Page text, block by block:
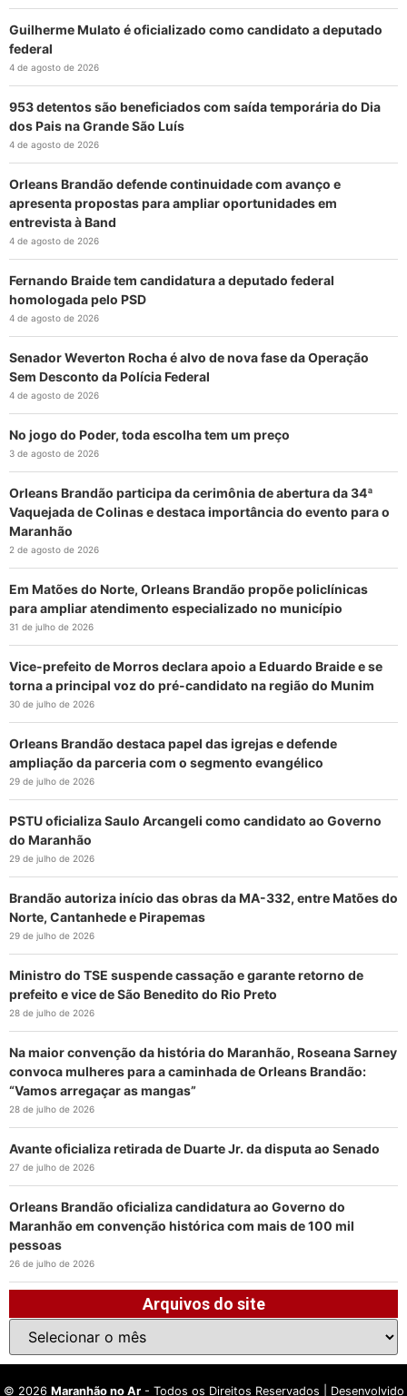
Guilherme Mulato é oficializado como candidato a deputado
federal
4 de agosto de 2026
953 detentos são beneficiados com saída temporária do Dia
dos Pais na Grande São Luís
4 de agosto de 2026
Orleans Brandão defende continuidade com avanço e
apresenta propostas para ampliar oportunidades em
entrevista à Band
4 de agosto de 2026
Fernando Braide tem candidatura a deputado federal
homologada pelo PSD
4 de agosto de 2026
Senador Weverton Rocha é alvo de nova fase da Operação
Sem Desconto da Polícia Federal
4 de agosto de 2026
No jogo do Poder, toda escolha tem um preço
3 de agosto de 2026
Orleans Brandão participa da cerimônia de abertura da 34ª
Vaquejada de Colinas e destaca importância do evento para o
Maranhão
2 de agosto de 2026
Em Matões do Norte, Orleans Brandão propõe policlínicas
para ampliar atendimento especializado no município
31 de julho de 2026
Vice-prefeito de Morros declara apoio a Eduardo Braide e se
torna a principal voz do pré-candidato na região do Munim
30 de julho de 2026
Orleans Brandão destaca papel das igrejas e defende
ampliação da parceria com o segmento evangélico
29 de julho de 2026
PSTU oficializa Saulo Arcangeli como candidato ao Governo
do Maranhão
29 de julho de 2026
Brandão autoriza início das obras da MA-332, entre Matões do
Norte, Cantanhede e Pirapemas
29 de julho de 2026
Ministro do TSE suspende cassação e garante retorno de
prefeito e vice de São Benedito do Rio Preto
28 de julho de 2026
Na maior convenção da história do Maranhão, Roseana Sarney
convoca mulheres para a caminhada de Orleans Brandão:
“Vamos arregaçar as mangas”
28 de julho de 2026
Avante oficializa retirada de Duarte Jr. da disputa ao Senado
27 de julho de 2026
Orleans Brandão oficializa candidatura ao Governo do
Maranhão em convenção histórica com mais de 100 mil
pessoas
26 de julho de 2026
Arquivos do site
© 2026 Maranhão no Ar- Todos os Direitos Reservados | Desenvolvido